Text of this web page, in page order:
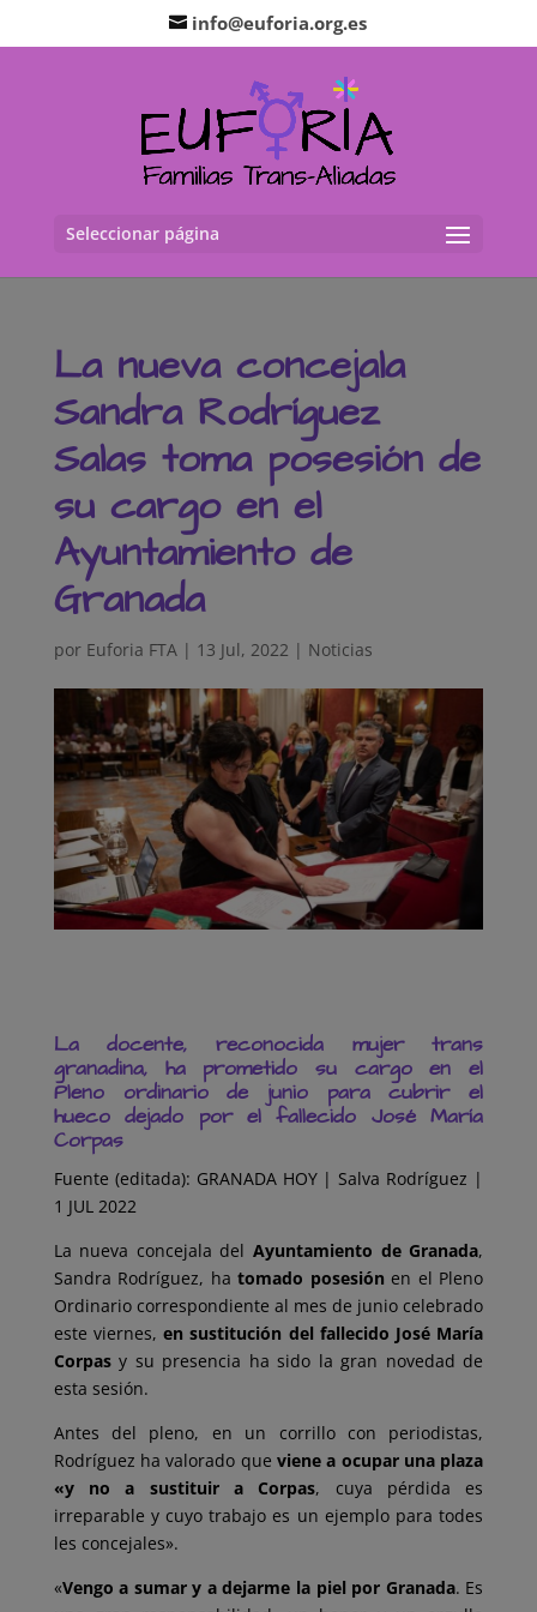
info@euforia.org.es
Seleccionar página
La nueva concejala
Sandra Rodríguez
Salas toma posesión de
su cargo en el
Ayuntamiento de
Granada
por Euforia FTA| 13 Jul, 2022 | Noticias
La docente, reconocida mujer trans
granadina, ha prometido su cargo en el
Pleno ordinario de junio para cubrir el
hueco dejado por el fallecido José María
Corpas
Fuente (editada): GRANADA HOY | Salva Rodríguez |
1 JUL 2022
La nueva concejala delAyuntamiento de Granada,
Sandra Rodríguez, hatomado posesión en el Pleno
Ordinario correspondiente al mes de junio celebrado
este viernes,en sustitución del fallecido José María
Corpasy su presencia ha sido la gran novedad de
esta sesión.
Antes del pleno, en un corrillo con periodistas,
Rodríguez ha valorado que viene a ocupar una plaza
«y no a sustituir a Corpas, cuya pérdida es
irreparable y cuyo trabajo es un ejemplo para todes
les concejales».
«Vengo a sumar y a dejarme la piel por Granada. Es